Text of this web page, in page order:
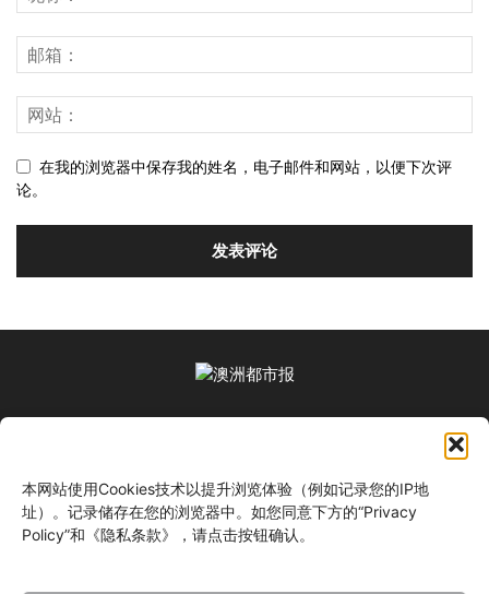
本网站使用Cookies技术以提升浏览体验（例如记录您的IP地
址）。记录储存在您的浏览器中。如您同意下方的“Privacy
Policy”和《隐私条款》，请点击按钮确认。
在我的浏览器中保存我的姓名，电子邮件和网站，以便下次评
论。
关注我们